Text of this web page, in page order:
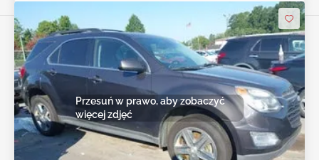
Przesuń w prawo, aby zobaczyć
więcej zdjęć